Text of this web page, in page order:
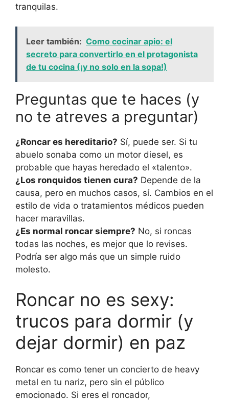
tranquilas.
Leer también: Como cocinar apio: el
secreto para convertirlo en el protagonista
de tu cocina (¡y no solo en la sopa!)
Preguntas que te haces (y
no te atreves a preguntar)
¿Roncar es hereditario? Sí, puede ser. Si tu
abuelo sonaba como un motor diesel, es
probable que hayas heredado el «talento».
¿Los ronquidos tienen cura? Depende de la
causa, pero en muchos casos, sí. Cambios en el
estilo de vida o tratamientos médicos pueden
hacer maravillas.
¿Es normal roncar siempre? No, si roncas
todas las noches, es mejor que lo revises.
Podría ser algo más que un simple ruido
molesto.
Roncar no es sexy:
trucos para dormir (y
dejar dormir) en paz
Roncar es como tener un concierto de heavy
metal en tu nariz, pero sin el público
emocionado. Si eres el roncador,